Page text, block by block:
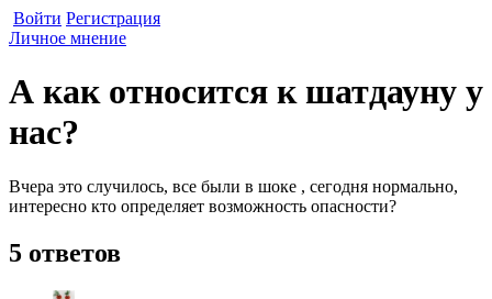
Войти Регистрация
Личное мнение
А как относится к шатдауну у
нас?
Вчера это случилось, все были в шоке , сегодня нормально,
интересно кто определяет возможность опасности?
5 ответов